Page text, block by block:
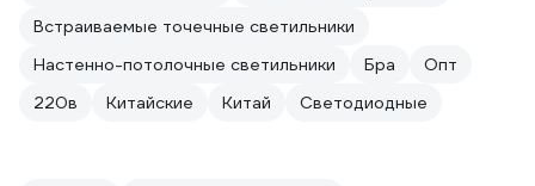
Встраиваемые точечные светильники
Настенно-потолочные светильники
Бра
Опт
220в
Китайские Китай Светодиодные